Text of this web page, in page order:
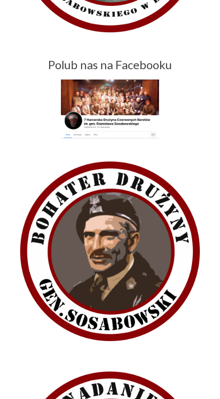
Polub nas na Facebooku